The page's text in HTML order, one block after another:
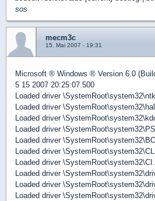
sos
mecm3c
15. Mai 2007 - 19:31
Microsoft ® Windows ® Version 6.0
5 15 2007 20:25:07.500
Loaded driver
Loaded driver
Loaded driver
Loaded driver
Loaded driver
Loaded driver
Loaded driver
Loaded driver
Loaded driver
Loaded driver